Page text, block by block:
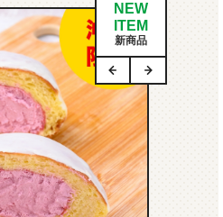
NEW
ITEM
新商品